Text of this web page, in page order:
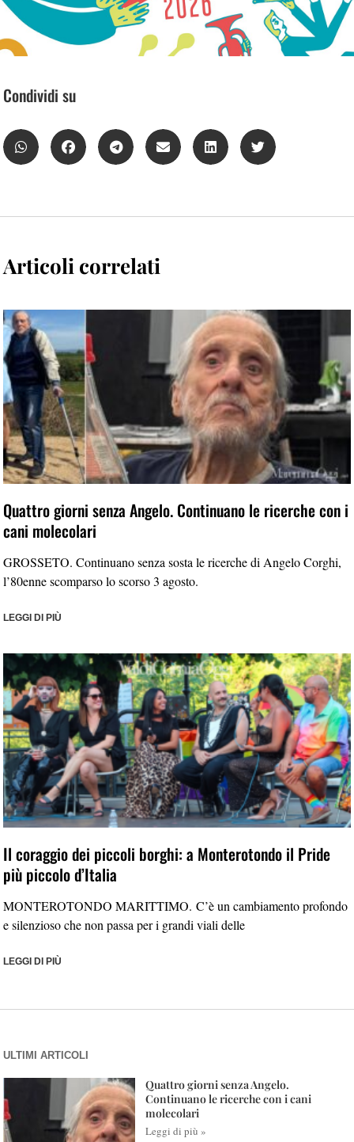
Condividi su
Articoli correlati
Quattro giorni senza Angelo. Continuano le ricerche con i
cani molecolari
GROSSETO. Continuano senza sosta le ricerche di Angelo Corghi,
l’80enne scomparso lo scorso 3 agosto.
LEGGI DI PIÙ
Il coraggio dei piccoli borghi: a Monterotondo il Pride
più piccolo d’Italia
MONTEROTONDO MARITTIMO. C’è un cambiamento profondo
e silenzioso che non passa per i grandi viali delle
LEGGI DI PIÙ
ULTIMI ARTICOLI
Quattro giorni senza Angelo.
Continuano le ricerche con i cani
molecolari
Leggi di più »